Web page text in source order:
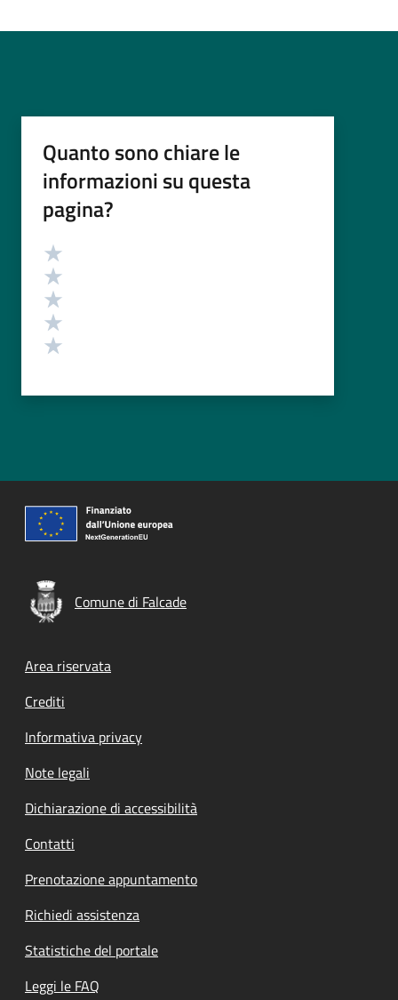
Quanto sono chiare le
informazioni su questa
pagina?
Valutazione
Comune di Falcade
Footer menu
Area riservata
Crediti
Informativa privacy
Note legali
Dichiarazione di accessibilità
Contatti
Prenotazione appuntamento
Richiedi assistenza
Statistiche del portale
Leggi le FAQ